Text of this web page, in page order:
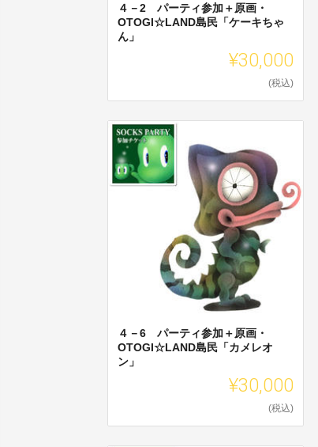
４－2 パーティ参加＋原画・
OTOGI☆LAND島民「ケーキちゃ
ん」
¥30,000
(税込)
４－6 パーティ参加＋原画・
OTOGI☆LAND島民「カメレオ
ン」
¥30,000
(税込)